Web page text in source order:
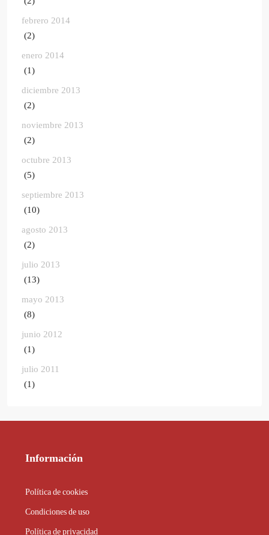
febrero 2014
(2)
enero 2014
(1)
diciembre 2013
(2)
noviembre 2013
(2)
octubre 2013
(5)
septiembre 2013
(10)
agosto 2013
(2)
julio 2013
(13)
mayo 2013
(8)
junio 2012
(1)
julio 2011
(1)
Información
Política de cookies
Condiciones de uso
Política de privacidad